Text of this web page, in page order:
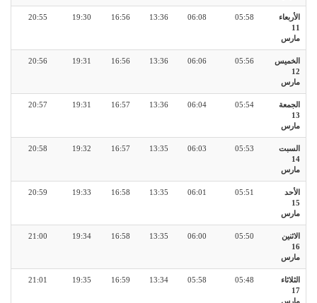
الأربعاء
11
مارس
05:58
06:08
13:36
16:56
19:30
20:55
الخميس
12
مارس
05:56
06:06
13:36
16:56
19:31
20:56
الجمعة
13
مارس
05:54
06:04
13:36
16:57
19:31
20:57
السبت
14
مارس
05:53
06:03
13:35
16:57
19:32
20:58
الأحد
15
مارس
05:51
06:01
13:35
16:58
19:33
20:59
الاثنين
16
مارس
05:50
06:00
13:35
16:58
19:34
21:00
الثلاثاء
17
مارس
05:48
05:58
13:34
16:59
19:35
21:01